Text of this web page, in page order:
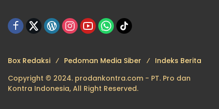
Box Redaksi Pedoman Media Siber
Indeks Berita
Copyright © 2024. prodankontra.com - PT. Pro dan
Kontra Indonesia, All Right Reserved.